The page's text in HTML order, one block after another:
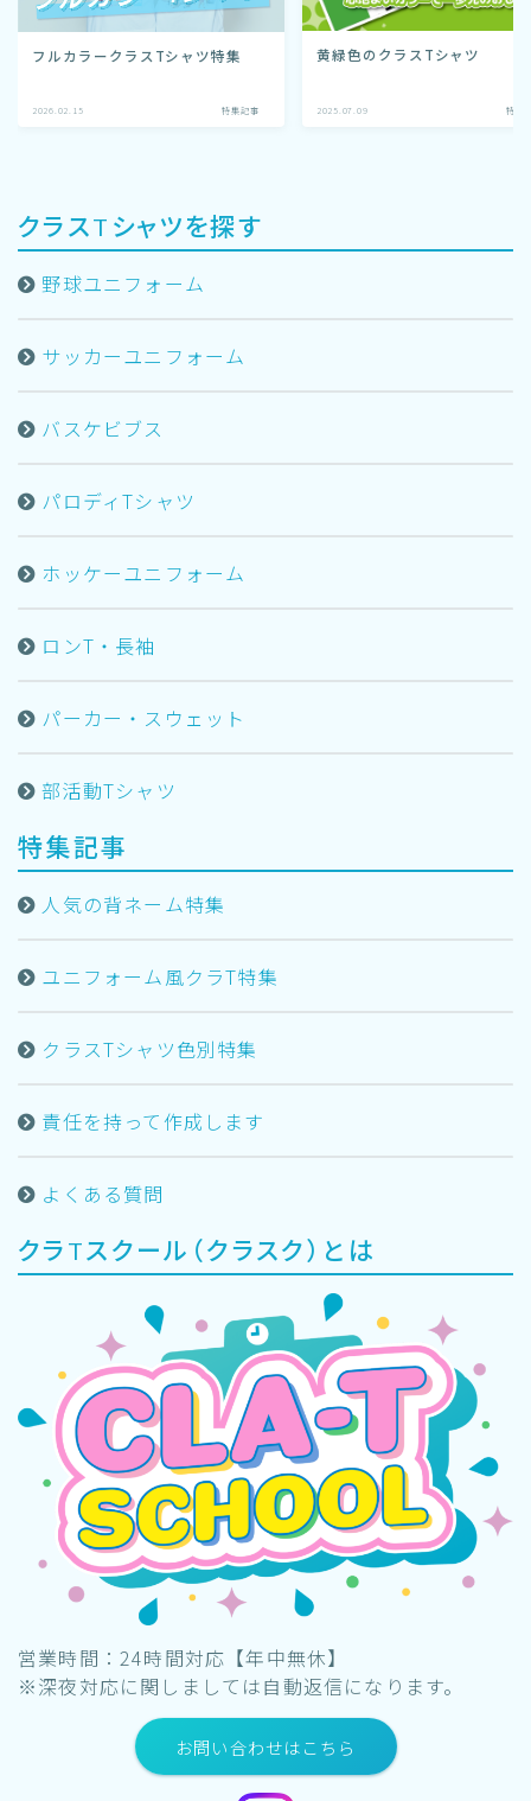
フルカラークラスTシャツ特集
2026.02.15 特集記事
黄緑色のクラスTシャツ
2025.07.09 特集
クラスTシャツを探す
野球ユニフォーム
サッカーユニフォーム
バスケビブス
パロディTシャツ
ホッケーユニフォーム
ロンT・長袖
パーカー・スウェット
部活動Tシャツ
特集記事
人気の背ネーム特集
ユニフォーム風クラT特集
クラスTシャツ色別特集
責任を持って作成します
よくある質問
クラTスクール（クラスク）とは
営業時間：24時間対応【年中無休】
※深夜対応に関しましては自動返信になります。
お問い合わせはこちら